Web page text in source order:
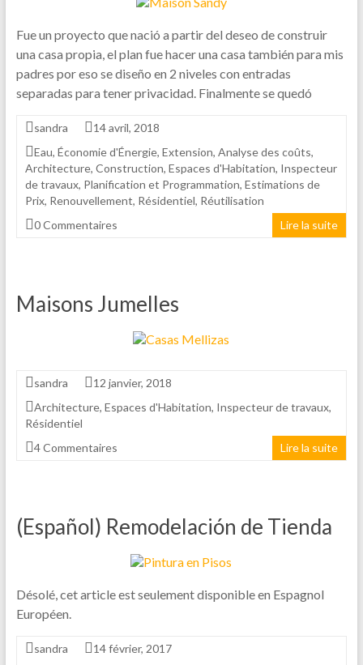
Fue un proyecto que nació a partir del deseo de construir
una casa propia, el plan fue hacer una casa también para mis
padres por eso se diseño en 2 niveles con entradas
separadas para tener privacidad. Finalmente se quedó
sandra
14 avril, 2018
Eau, Économie d'Énergie, Extension, Analyse des coûts,
Architecture, Construction, Espaces d'Habitation, Inspecteur
de travaux, Planification et Programmation, Estimations de
Prix, Renouvellement, Résidentiel, Réutilisation
0 Commentaires
Lire la suite
Maisons Jumelles
sandra
12 janvier, 2018
Architecture, Espaces d'Habitation, Inspecteur de travaux,
Résidentiel
4 Commentaires
Lire la suite
(Español) Remodelación de Tienda
Désolé, cet article est seulement disponible en Espagnol
Européen.
sandra
14 février, 2017